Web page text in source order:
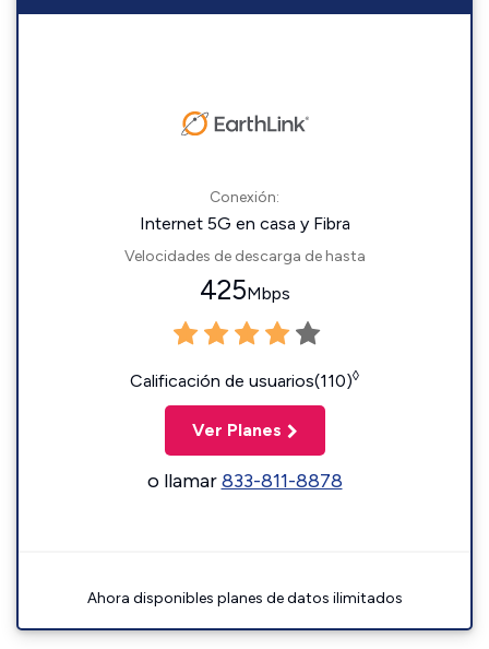
Conexión:
Internet 5G en casa y Fibra
Velocidades de descarga de hasta
425Mbps
Calificación de usuarios(110)◊
Ver Planes
o llamar833-811-8878
Ahora disponibles planes de datos ilimitados